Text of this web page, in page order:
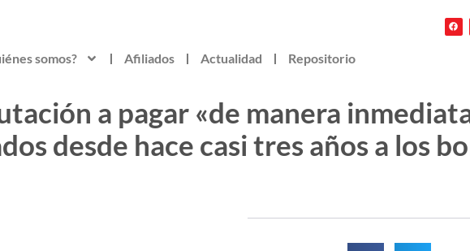
somos? Afiliados Actualidad Repositorio
a pagar «de manera
desde hace casi tres años a los